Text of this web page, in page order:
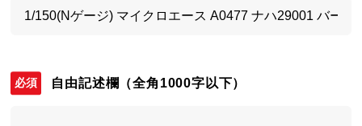
自由記述欄 （全角1000字以下）